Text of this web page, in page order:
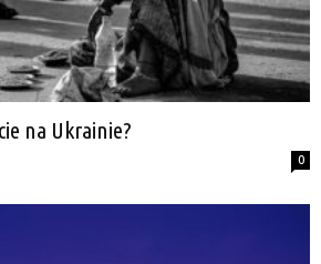
na Ukrainie?
0